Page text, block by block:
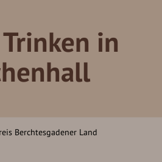
in
Berchtesgadener Land